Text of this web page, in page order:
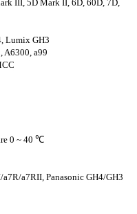
III, 5D Mark II, 6D, 60D, 7D,
Lumix GH3
A6300, a99
0 ~ 40 ℃
a7RII, Panasonic GH4/GH3